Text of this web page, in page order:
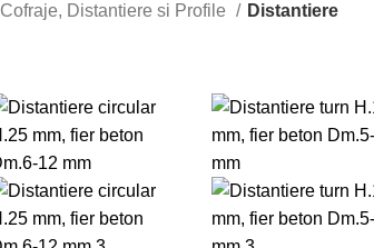
Cofraje, Distantiere si Profile Distantiere